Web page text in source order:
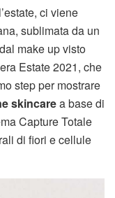
ci viene
sublimata da un
make up visto
Estate 2021, che
step per mostrare
skincarea base di
Capture Totale
di fiori e cellule